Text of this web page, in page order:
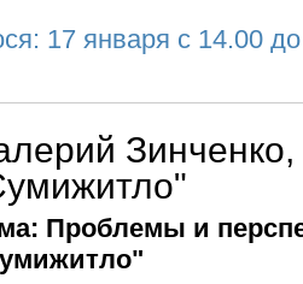
17 января с 14.00
Проблемы и